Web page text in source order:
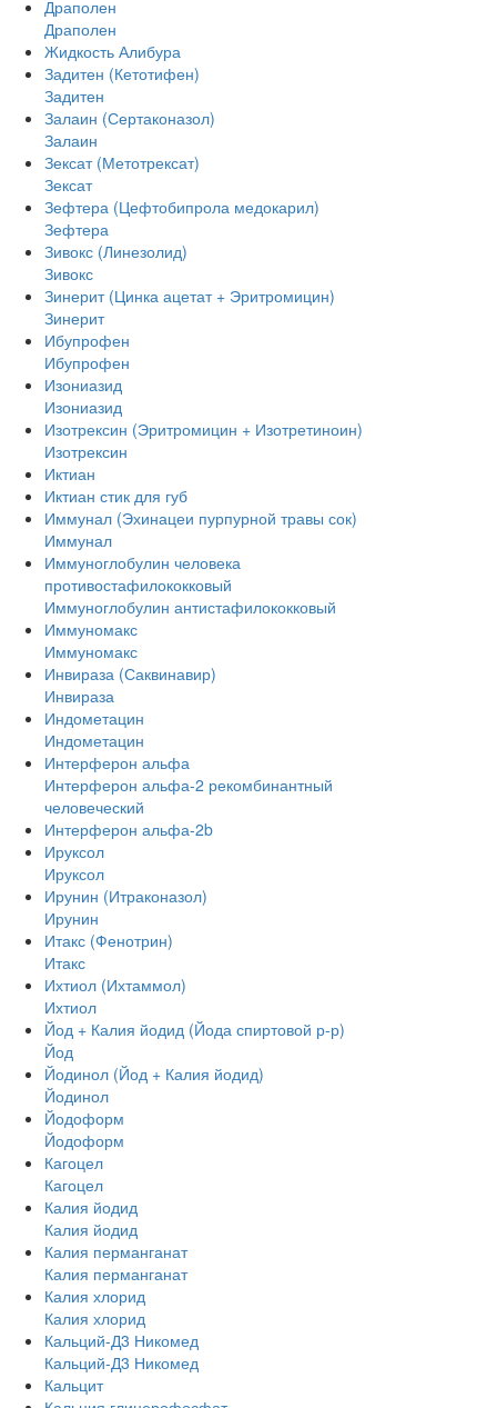
Драполен
Драполен
Жидкость Алибура
Задитен (Кетотифен)
Задитен
Залаин (Сертаконазол)
Залаин
Зексат (Метотрексат)
Зексат
Зефтера (Цефтобипрола медокарил)
Зефтера
Зивокс (Линезолид)
Зивокс
Зинерит (Цинка ацетат + Эритромицин)
Зинерит
Ибупрофен
Ибупрофен
Изониазид
Изониазид
Изотрексин (Эритромицин + Изотретиноин)
Изотрексин
Иктиан
Иктиан стик для губ
Иммунал (Эхинацеи пурпурной травы сок)
Иммунал
Иммуноглобулин человека
противостафилококковый
Иммуноглобулин антистафилококковый
Иммуномакс
Иммуномакс
Инвираза (Саквинавир)
Инвираза
Индометацин
Индометацин
Интерферон альфа
Интерферон альфа-2 рекомбинантный
человеческий
Интерферон альфа-2b
Ируксол
Ируксол
Ирунин (Итраконазол)
Ирунин
Итакс (Фенотрин)
Итакс
Ихтиол (Ихтаммол)
Ихтиол
Йод + Калия йодид (Йода спиртовой р-р)
Йод
Йодинол (Йод + Калия йодид)
Йодинол
Йодоформ
Йодоформ
Кагоцел
Кагоцел
Калия йодид
Калия йодид
Калия перманганат
Калия перманганат
Калия хлорид
Калия хлорид
Кальций-Д3 Никомед
Кальций-Д3 Никомед
Кальцит